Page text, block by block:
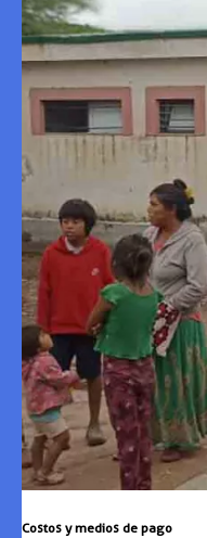
Costos y medios de pago